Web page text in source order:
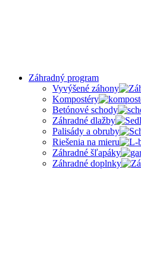
Záhradný program
Vyvýšené záhony
Kompostéry
Betónové schody
Záhradné dlažby
Palisády a obruby
Riešenia na mieru
Záhradné šľapáky
Záhradné doplnky